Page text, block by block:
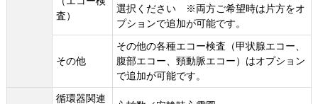
査）
選択ください ※両方ご希望時は片方をオ
プションで追加が可能です。
その他
その他の各種エコー検査（甲状腺エコー、
腹部エコー、頸動脈エコー）はオプション
で追加が可能です。
循環器関連